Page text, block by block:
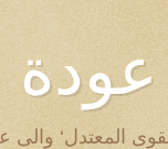
عودة
المعتدل‘